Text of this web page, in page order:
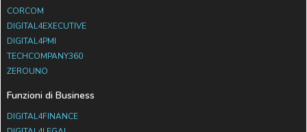
CORCOM
DIGITAL4EXECUTIVE
DIGITAL4PMI
TECHCOMPANY360
ZEROUNO
Funzioni di Business
DIGITAL4FINANCE